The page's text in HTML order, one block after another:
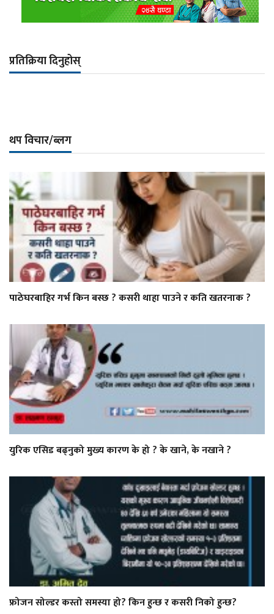
प्रतिक्रिया दिनुहोस्
थप विचार/ब्लग
पाठेघरबाहिर गर्भ किन बस्छ ? कसरी थाहा पाउने र कति खतरनाक ?
युरिक एसिड बढ्नुको मुख्य कारण के हो ? के खाने, के नखाने ?
फ्रोजन सोल्डर कस्तो समस्या हो? किन हुन्छ र कसरी निको हुन्छ?